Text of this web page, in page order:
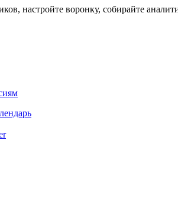
настройте воронку, собирайте